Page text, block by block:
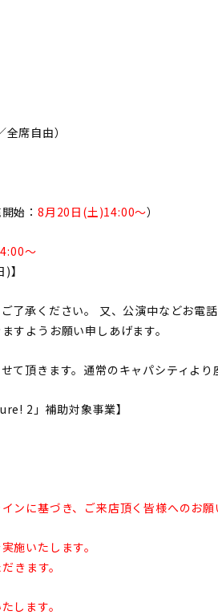
席自由）
開始：8月20日(土)14:00〜）
〜
】
了承ください。 又、公演中などお電
すようお願い申しあげます。
頂きます。通常のキャパシティより
2」補助対象事業】
に基づき、ご来店頂く皆様へのお願
施いたします。
きます。
します。